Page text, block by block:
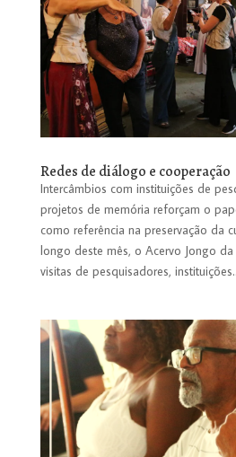
Redes de diálogo e cooperação
Intercâmbios com instituições de
projetos de memória reforçam o
como referência na preservação da
longo deste mês, o Acervo Jongo
visitas de pesquisadores,